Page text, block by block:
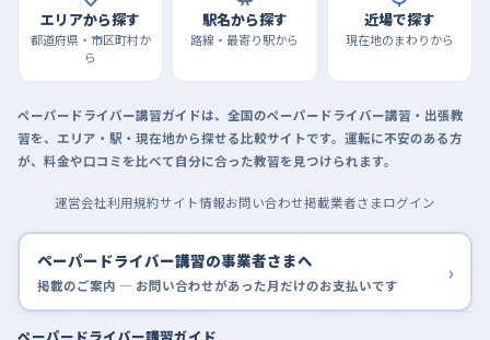
エリアから探す
都道府県・市区町村か
ら
駅名から探す
路線・最寄り駅から
近場で探す
現在地のまわりから
ペーパードライバー講習ガイドは、全国のペーパードライバー講習・出張教
習を、エリア・駅・現在地から探せる比較サイトです。運転に不安のある方
が、料金や口コミを比べて自分に合った教習を見つけられます。
運営会社利用規約サイト情報お問い合わせ掲載業者さまログイン
ペーパードライバー講習の事業者さまへ
掲載のご案内 — お問い合わせがあった月だけのお支払いです ›